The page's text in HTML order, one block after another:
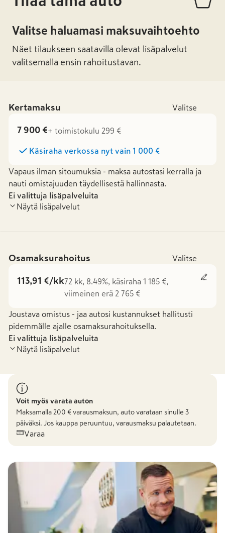
Valitse haluamasi maksuvaihtoehto
Näet tilaukseen saatavilla olevat lisäpalvelut
valitsemalla ensin rahoitustavan.
Kertamaksu Valitse
7 900 €+ toimistokulu 299 €
Käsiraha verkossa nyt vain 1 000 €
Vapaus ilman sitoumuksia - maksa autostasi kerralla ja
nauti omistajuuden täydellisestä hallinnasta.
Ei valittuja lisäpalveluita
Näytä lisäpalvelut
Osamaksurahoitus Valitse
113,91 €/kk72 kk, 8.49%, käsiraha 1 185 €,
viimeinen erä 2 765 €
Joustava omistus - jaa autosi kustannukset hallitusti
pidemmälle ajalle osamaksurahoituksella.
Ei valittuja lisäpalveluita
Näytä lisäpalvelut
Voit myös varata auton
Maksamalla 200 € varausmaksun, auto varataan sinulle 3
päiväksi. Jos kauppa peruuntuu, varausmaksu palautetaan.
Varaa